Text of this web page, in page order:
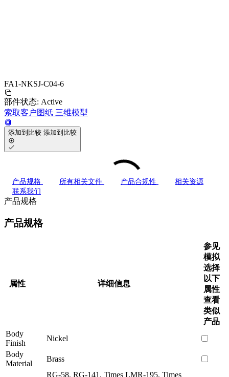
FA1-NKSJ-C04-6
部件状态: Active
索取客户图纸 三维模型
添加到比较 添加到比较
产品规格 所有相关文件 产品合规性
相关资源
联系我们
产品规格
产品规格
属性 详细信息
参见
模拟
选择
以下
属性
查看
类似
产品
Body
Finish
Nickel
Body
Material
Brass
RG-58, RG-141, Times LMR-195, Times